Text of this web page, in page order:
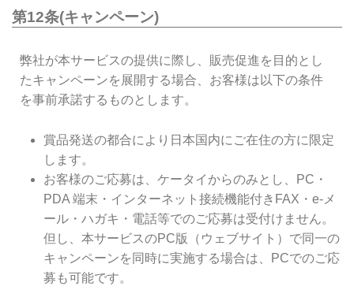
第12条(キャンペーン)
弊社が本サービスの提供に際し、販売促進を目的とし
たキャンペーンを展開する場合、お客様は以下の条件
を事前承諾するものとします。
賞品発送の都合により日本国内にご在住の方に限定
します。
お客様のご応募は、ケータイからのみとし、PC・
PDA 端末・インターネット接続機能付きFAX・e-メ
ール・ハガキ・電話等でのご応募は受付けません。
但し、本サービスのPC版（ウェブサイト）で同一の
キャンペーンを同時に実施する場合は、PCでのご応
募も可能です。